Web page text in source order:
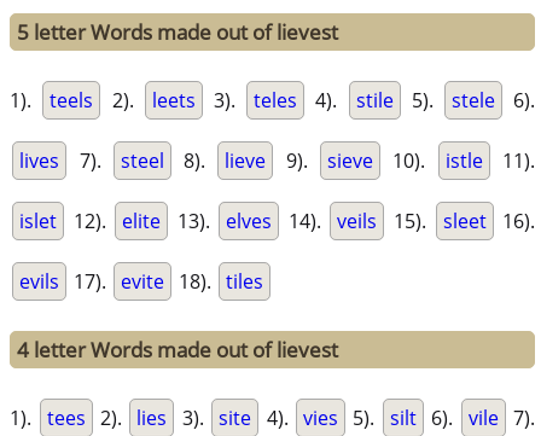
5 letter Words made out of lievest
1). teels 2). leets 3). teles 4). stile 5). stele 6).
lives 7). steel 8). lieve 9). sieve 10). istle 11).
islet 12). elite 13). elves 14). veils 15). sleet 16).
evils 17). evite 18). tiles
4 letter Words made out of lievest
1). tees 2). lies 3). site 4). vies 5). silt 6). vile 7).